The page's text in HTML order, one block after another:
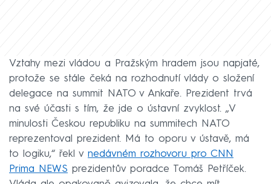
Vztahy mezi vládou a Pražským hradem jsou napjaté,
protože se stále čeká na rozhodnutí vlády o složení
delegace na summit NATO v Ankaře. Prezident trvá
na své účasti s tím, že jde o ústavní zvyklost. „V
minulosti Českou republiku na summitech NATO
reprezentoval prezident. Má to oporu v ústavě, má
to logiku,“ řekl v nedávném rozhovoru pro CNN
Prima NEWS prezidentův poradce Tomáš Petříček.